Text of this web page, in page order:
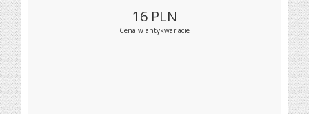
16 PLN
Cena w antykwariacie